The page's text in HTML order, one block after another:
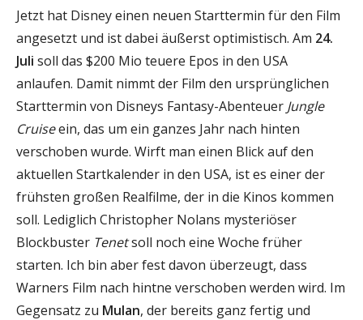
Jetzt hat Disney einen neuen Starttermin für den Film
angesetzt und ist dabei äußerst optimistisch. Am 24.
Juli soll das $200 Mio teuere Epos in den USA
anlaufen. Damit nimmt der Film den ursprünglichen
Starttermin von Disneys Fantasy-Abenteuer Jungle
Cruiseein, das um ein ganzes Jahr nach hinten
verschoben wurde. Wirft man einen Blick auf den
aktuellen Startkalender in den USA, ist es einer der
frühsten großen Realfilme, der in die Kinos kommen
soll. Lediglich Christopher Nolans mysteriöser
Blockbuster Tenetsoll noch eine Woche früher
starten. Ich bin aber fest davon überzeugt, dass
Warners Film nach hintne verschoben werden wird. Im
Gegensatz zu Mulan, der bereits ganz fertig und